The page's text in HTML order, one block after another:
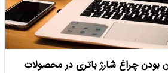
چراغ شارژ باتری در محصولات